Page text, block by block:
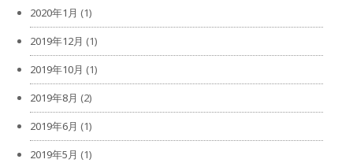
2020年1月 (1)
2019年12月 (1)
2019年10月 (1)
2019年8月 (2)
2019年6月 (1)
2019年5月 (1)